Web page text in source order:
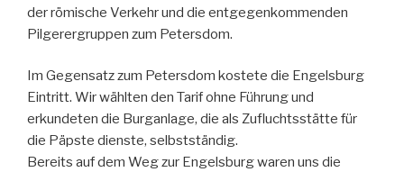
der römische Verkehr und die entgegenkommenden
Pilgerergruppen zum Petersdom.
Im Gegensatz zum Petersdom kostete die Engelsburg
Eintritt. Wir wählten den Tarif ohne Führung und
erkundeten die Burganlage, die als Zufluchtsstätte für
die Päpste dienste, selbstständig.
Bereits auf dem Weg zur Engelsburg waren uns die